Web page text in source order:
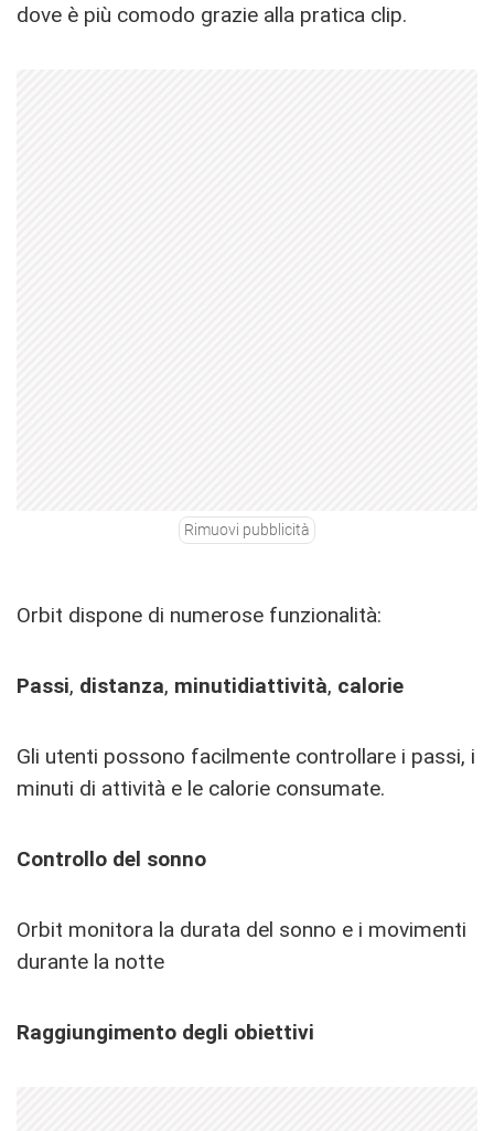
dove è più comodo grazie alla pratica clip.
Rimuovi pubblicità
Orbit dispone di numerose funzionalità:
Passi, distanza, minutidiattività, calorie
Gli utenti possono facilmente controllare i passi, i
minuti di attività e le calorie consumate.
Controllo del sonno
Orbit monitora la durata del sonno e i movimenti
durante la notte
Raggiungimento degli obiettivi